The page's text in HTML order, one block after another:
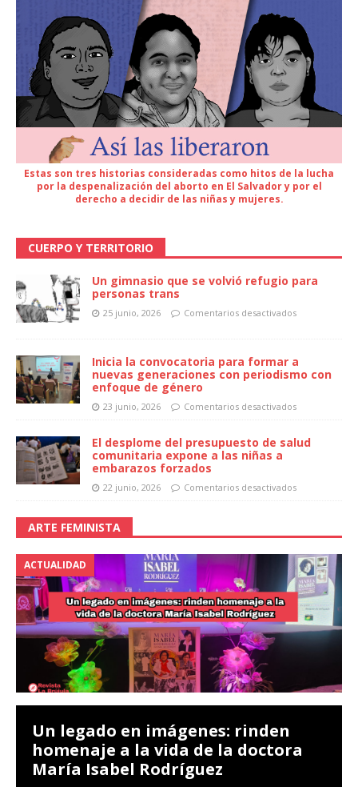
Estas son tres historias consideradas como hitos de la lucha
por la despenalización del aborto en El Salvador y por el
derecho a decidir de las niñas y mujeres.
CUERPO Y TERRITORIO
Un gimnasio que se volvió refugio para
personas trans
25 junio, 2026 Comentarios desactivados
Inicia la convocatoria para formar a
nuevas generaciones con periodismo con
enfoque de género
23 junio, 2026 Comentarios desactivados
El desplome del presupuesto de salud
comunitaria expone a las niñas a
embarazos forzados
22 junio, 2026 Comentarios desactivados
ARTE FEMINISTA
ACTUALIDAD
Un legado en imágenes: rinden
homenaje a la vida de la doctora
María Isabel Rodríguez